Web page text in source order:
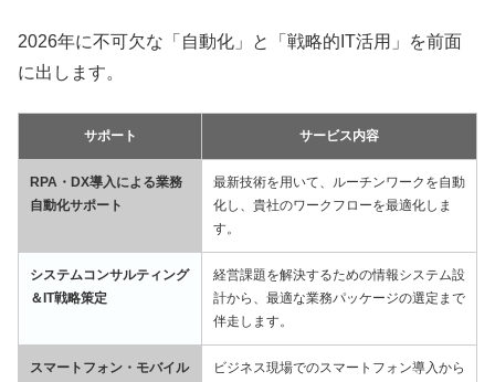
2026年に不可欠な「自動化」と「戦略的IT活用」を前面
に出します。
サポート サービス内容
RPA・DX導入による業務
自動化サポート
最新技術を用いて、ルーチンワークを自動
化し、貴社のワークフローを最適化しま
す。
システムコンサルティング
＆IT戦略策定
経営課題を解決するための情報システム設
計から、最適な業務パッケージの選定まで
伴走します。
スマートフォン・モバイル
ビジネス現場でのスマートフォン導入から